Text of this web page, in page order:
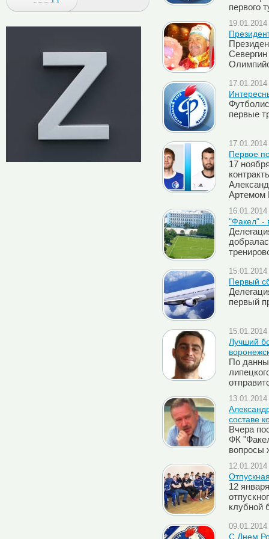
первого
первые
Первое
17
Артемом
"Факел" -
Первый
первый
Лучший
По
составе
Вчера
ФК
вопросы
12
клубной
C Днем